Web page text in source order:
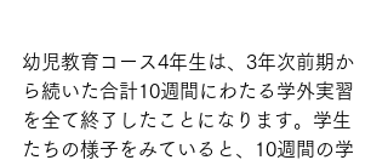
幼児教育コース4年生は、3年次前期か
ら続いた合計10週間にわたる学外実習
を全て終了したことになります。学生
たちの様子をみていると、10週間の学